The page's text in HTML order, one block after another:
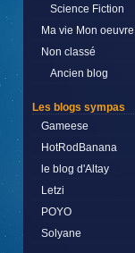
Science Fiction
Ma vie Mon oeuvre
Non classé
Ancien blog
Les blogs sympas
Gameese
HotRodBanana
le blog d'Altay
Letzi
POYO
Solyane